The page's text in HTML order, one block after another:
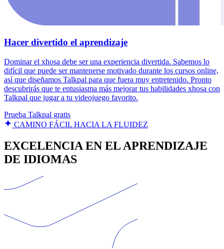
Hacer divertido el aprendizaje
Dominar el xhosa debe ser una experiencia divertida. Sabemos lo
difícil que puede ser mantenerse motivado durante los cursos online,
así que diseñamos Talkpal para que fuera muy entretenido. Pronto
descubrirás que te entusiasma más mejorar tus habilidades xhosa con
Talkpal que jugar a tu videojuego favorito.
Prueba Talkpal gratis
CAMINO FÁCIL HACIA LA FLUIDEZ
EXCELENCIA EN EL APRENDIZAJE
DE IDIOMAS